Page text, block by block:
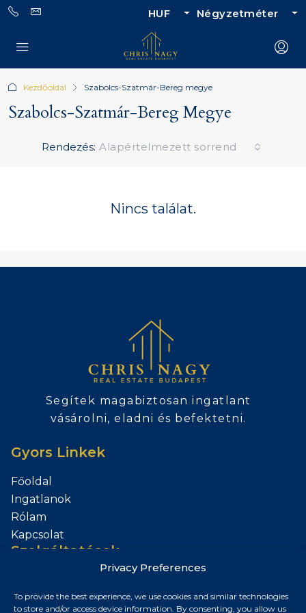
Privacy Preferences
To provide the best experience, we use cookies and similar technologies
to store and/or access device information. By consenting, you allow us
HUF Négyzetméter
Kezdőoldal Szabolcs-Szatmár-Bereg megye
Szabolcs-Szatmár-Bereg Megye
Rendezés: Alapértelmezett sorrend
Nincs találat.
Segítek magabiztosan ingatlant
vásárolni, eladni és befektetni.
Gyors Linkek
Főoldal
Ingatlanok
Rólam
Kapcsolat
Szolgáltatások
Kapcsolat